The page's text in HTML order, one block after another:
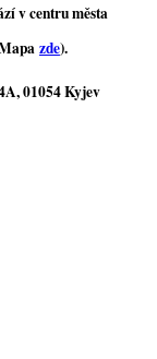
v centru města
zde).
01054 Kyjev